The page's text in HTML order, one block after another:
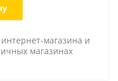
магазина и
магазинах